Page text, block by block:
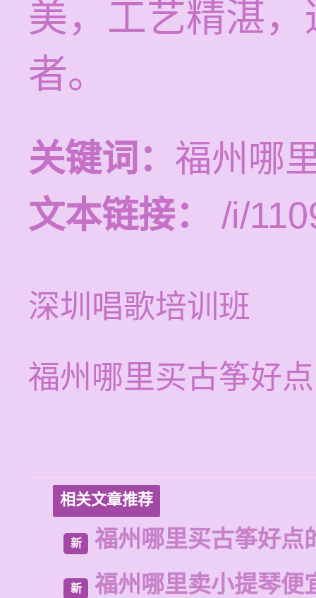
美，工艺精湛
者。
关键词： 福州哪
文本链接：
/i/
深圳唱歌培训班
福州哪里买古筝好
相关文章推荐
新 福州哪里买古筝好点
新 福州哪里卖小提琴便